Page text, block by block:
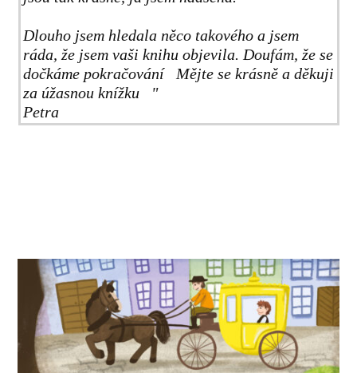
Dlouho jsem hledala něco takového a jsem
ráda, že jsem vaši knihu objevila. Doufám, že se
dočkáme pokračování Mějte se krásně a děkuji
za úžasnou knížku "
Petra